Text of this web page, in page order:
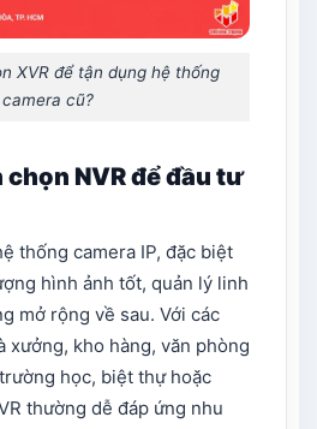
XVR để tận dụng hệ thống
camera cũ?
chọn NVR để đầu tư
thống camera IP, đặc biệt
hình ảnh tốt, quản lý linh
mở rộng về sau. Với các
xưởng, kho hàng, văn phòng
học, biệt thự hoặc
thường dễ đáp ứng nhu